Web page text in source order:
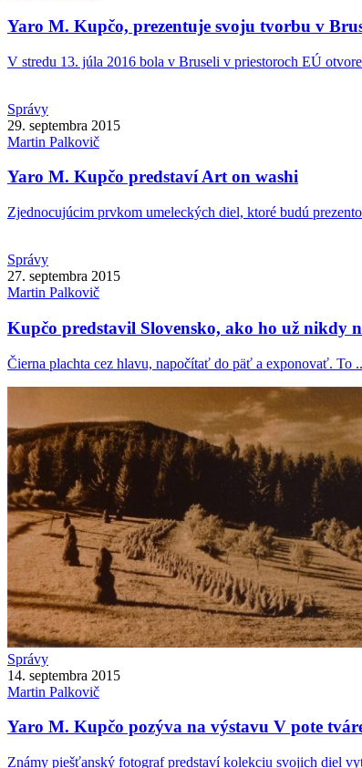
Yaro M. Kupčo, prezentuje svoju tvorbu v
V stredu 13. júla 2016 bola v Bruseli v priestoroch EÚ
Správy
29. septembra 2015
Martin Palkovič
Yaro M. Kupčo predstaví Art on washi
Zjednocujúcim prvkom umeleckých diel, ktoré budú
Správy
27. septembra 2015
Martin Palkovič
Kupčo predstavil Slovensko, ako ho už nikdy
Čierna plachta cez hlavu, napočítať do päť a exponovať. To
Správy
14. septembra 2015
Martin Palkovič
Yaro M. Kupčo pozýva na výstavu V pote
Známy piešťanský fotograf predstaví kolekciu svojich diel